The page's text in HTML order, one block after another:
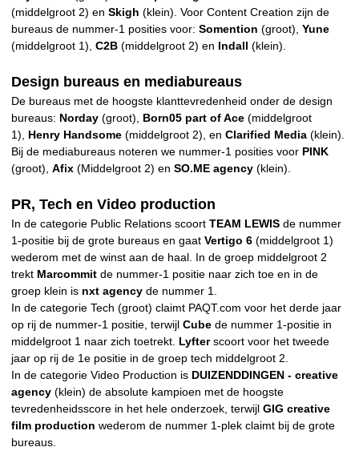
(middelgroot 2) en Skigh (klein). Voor Content Creation zijn de
bureaus de nummer-1 posities voor: Somention (groot), Yune
(middelgroot 1), C2B (middelgroot 2) en Indall (klein).
Design bureaus en mediabureaus
De bureaus met de hoogste klanttevredenheid onder de design
bureaus: Norday (groot), Born05 part of Ace (middelgroot
1), Henry Handsome (middelgroot 2), en Clarified Media (klein).
Bij de mediabureaus noteren we nummer-1 posities voor PINK
(groot), Afix (Middelgroot 2) en SO.ME agency (klein).
PR, Tech en Video production
In de categorie Public Relations scoort TEAM LEWIS de nummer
1-positie bij de grote bureaus en gaat Vertigo 6 (middelgroot 1)
wederom met de winst aan de haal. In de groep middelgroot 2
trekt Marcommit de nummer-1 positie naar zich toe en in de
groep klein is nxt agency de nummer 1.
In de categorie Tech (groot) claimt PAQT.com voor het derde jaar
op rij de nummer-1 positie, terwijl Cube de nummer 1-positie in
middelgroot 1 naar zich toetrekt. Lyfterscoort voor het tweede
jaar op rij de 1e positie in de groep tech middelgroot 2.
In de categorie Video Production is DUIZENDDINGEN - creative
agency (klein) de absolute kampioen met de hoogste
tevredenheidsscore in het hele onderzoek, terwijl GIG creative
film production wederom de nummer 1-plek claimt bij de grote
bureaus.